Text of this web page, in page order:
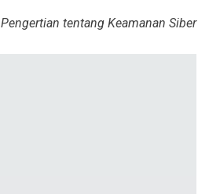
Pengertian tentang Keamanan Siber